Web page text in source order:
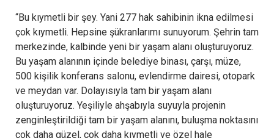
“Bu kıymetli bir şey. Yani 277 hak sahibinin ikna edilmesi
çok kıymetli. Hepsine şükranlarımı sunuyorum. Şehrin tam
merkezinde, kalbinde yeni bir yaşam alanı oluşturuyoruz.
Bu yaşam alanının içinde belediye binası, çarşı, müze,
500 kişilik konferans salonu, evlendirme dairesi, otopark
ve meydan var. Dolayısıyla tam bir yaşam alanı
oluşturuyoruz. Yeşiliyle ahşabıyla suyuyla projenin
zenginleştirildiği tam bir yaşam alanını, buluşma noktasını
çok daha güzel, çok daha kıymetli ve özel hale